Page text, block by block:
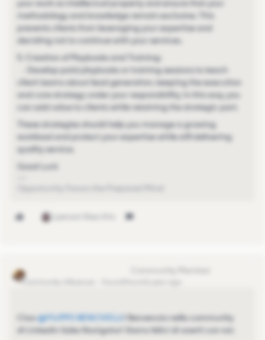
your work as intellectual property and ensure that your
methodology and knowledge remain exclusive. This
prevents clients from leveraging your expertise and
deciding not to continue with your services.
5. Creation of Playbooks and Training:
- Develop paid playbooks or training sessions to teach
client teams about lead generation, keeping the execution
and core strategy under your responsibility. In this way, you
can add value to clients while retaining the strategic part.
These strategies should help you manage a growing
workload and protect your expertise while still delivering
quality service.
Good Luck
1 person likes this
Marco LinkedIn Onboarding
Community Influencer
Ciao@FILIPPO BENCIVELLI
! Benvenuto nella community
di LinkedIn Sales Navigator! Siamo felici di averti con noi.